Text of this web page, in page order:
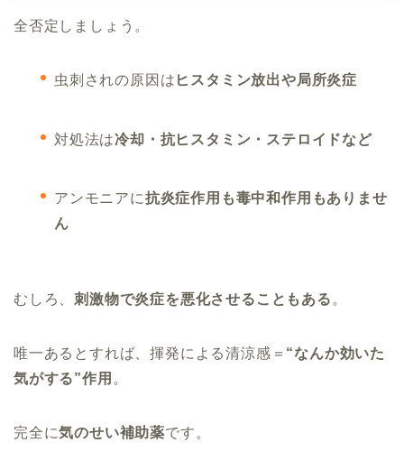
全否定しましょう。
虫刺されの原因は ヒスタミン放出や局所炎症
対処法は冷却・抗ヒスタミン・ステロイドなど
アンモニアに抗炎症作用も毒中和作用もありませ
ん
むしろ、刺激物で炎症を悪化させることもある 。
唯一あるとすれば、揮発による清涼感＝ “なんか効いた
気がする”作用 。
完全に気のせい補助薬です。